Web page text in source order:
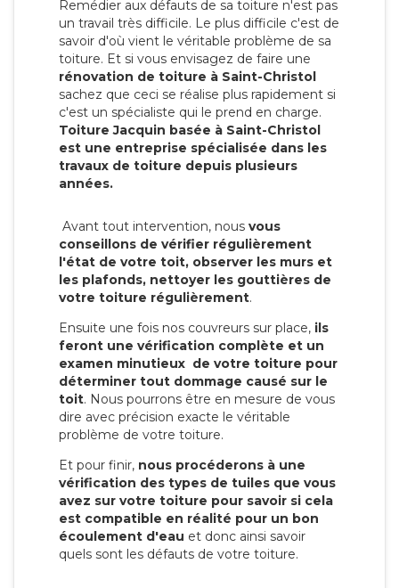
Remédier aux défauts de sa toiture n'est pas
un travail très difficile. Le plus difficile c'est de
savoir d'où vient le véritable problème de sa
toiture. Et si vous envisagez de faire une
rénovation de toiture à Saint-Christol
sachez que ceci se réalise plus rapidement si
c'est un spécialiste qui le prend en charge.
Toiture Jacquin basée à Saint-Christol
est une entreprise spécialisée dans les
travaux de toiture depuis plusieurs
années.
Avant tout intervention, nous vous
conseillons de vérifier régulièrement
l'état de votre toit, observer les murs et
les plafonds, nettoyer les gouttières de
votre toiture régulièrement.
Ensuite une fois nos couvreurs sur place, ils
feront une vérification complète et un
examen minutieux de votre toiture pour
déterminer tout dommage causé sur le
toit. Nous pourrons être en mesure de vous
dire avec précision exacte le véritable
problème de votre toiture.
Et pour finir, nous procéderons à une
vérification des types de tuiles que vous
avez sur votre toiture pour savoir si cela
est compatible en réalité pour un bon
écoulement d'eau et donc ainsi savoir
quels sont les défauts de votre toiture.